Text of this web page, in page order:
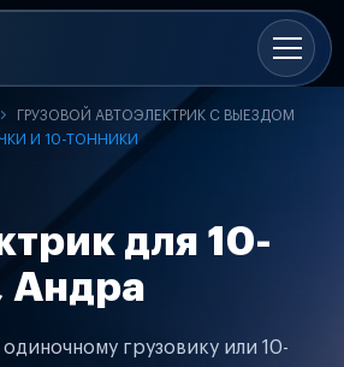
ГРУЗОВОЙ АВТОЭЛЕКТРИК С ВЫЕЗДОМ
И 10-ТОННИКИ
для 10-
Андра
грузовику или 10-